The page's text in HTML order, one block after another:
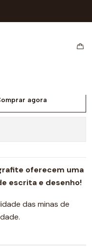
agora
oferecem uma
escrita e desenho!
das minas de